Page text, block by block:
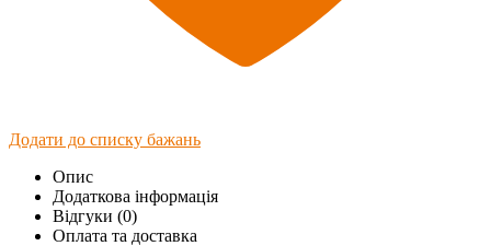
Додати до списку бажань
Опис
Додаткова інформація
Відгуки (0)
Оплата та доставка